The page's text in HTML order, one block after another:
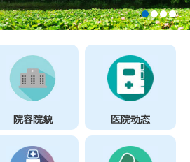
院容院貌 医院动态